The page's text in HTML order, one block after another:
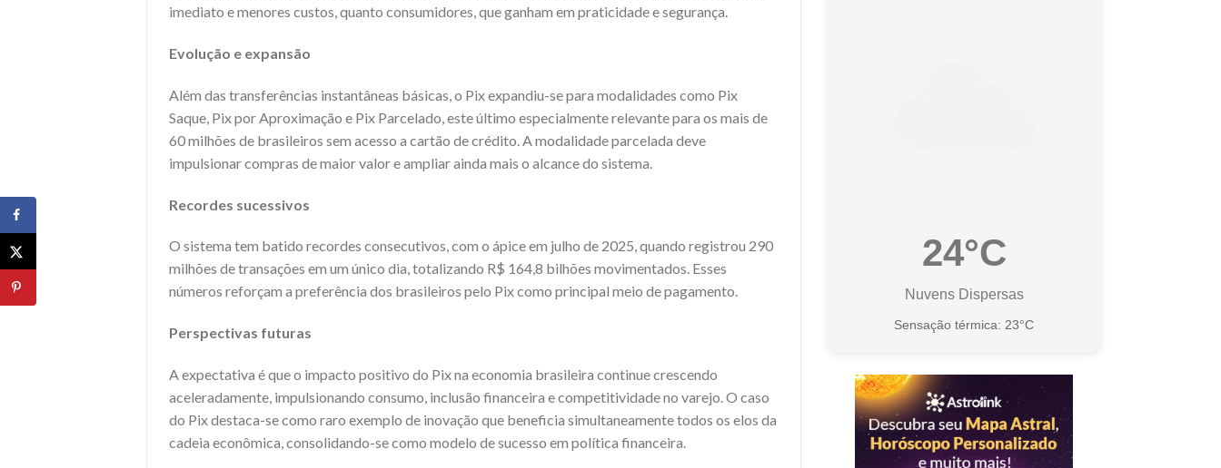
imediato e menores custos, quanto consumidores, que ganham em praticidade e segurança.
Evolução e expansão
Além das transferências instantâneas básicas, o Pix expandiu-se para modalidades como Pix
Saque, Pix por Aproximação e Pix Parcelado, este último especialmente relevante para os mais de
60 milhões de brasileiros sem acesso a cartão de crédito. A modalidade parcelada deve
impulsionar compras de maior valor e ampliar ainda mais o alcance do sistema.
Recordes sucessivos
O sistema tem batido recordes consecutivos, com o ápice em julho de 2025, quando registrou 290
milhões de transações em um único dia, totalizando R$ 164,8 bilhões movimentados. Esses
números reforçam a preferência dos brasileiros pelo Pix como principal meio de pagamento.
Perspectivas futuras
A expectativa é que o impacto positivo do Pix na economia brasileira continue crescendo
aceleradamente, impulsionando consumo, inclusão financeira e competitividade no varejo. O caso
do Pix destaca-se como raro exemplo de inovação que beneficia simultaneamente todos os elos da
cadeia econômica, consolidando-se como modelo de sucesso em política financeira.
24°C
Nuvens Dispersas
Sensação térmica: 23°C